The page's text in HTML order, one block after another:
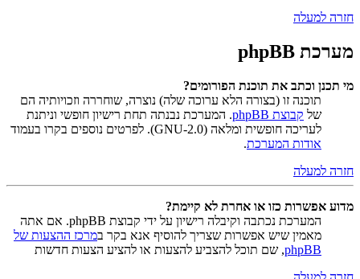
חזרה למעלה
מערכת phpBB
מי תכנן וכתב את תוכנת הפורומים?
תוכנה זו (בצורה הלא ערוכה שלה) נוצרה, שוחררה וזכויותיה הם
של קבוצת phpBB
. המערכת נבנתה תחת רישיון חופשי וניתנת
לעריכה חופשית ומלאה (GNU-2.0). לפרטים נוספים בקרו בעמוד
אודות המערכת.
חזרה למעלה
מדוע אפשרות כזו או אחרת לא קיימת?
המערכת נכתבה וקיבלה רישיון על ידי קבוצת phpBB. אם אתה
מאמין שיש אפשרות שצריך להוסיף אנא בקר במרכז ההצעות של
phpBB, שם תוכל להצביע להצעות או להציע הצעות חדשות